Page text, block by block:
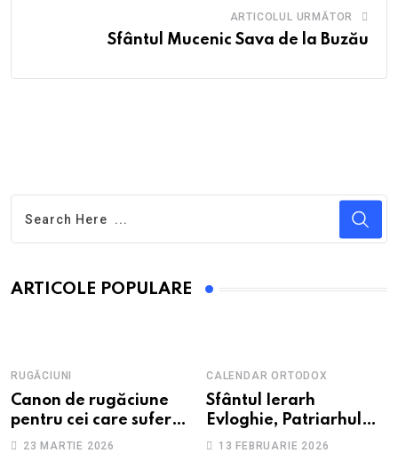
ARTICOLUL URMĂTOR
Sfântul Mucenic Sava de la Buzău
ARTICOLE POPULARE
RUGĂCIUNI
Canon de rugăciune
pentru cei care suferă
de depresie și
23 MARTIE 2026
CALENDAR ORTODOX
Sfântul Ierarh
Evloghie, Patriarhul
Alexandriei
13 FEBRUARIE 2026